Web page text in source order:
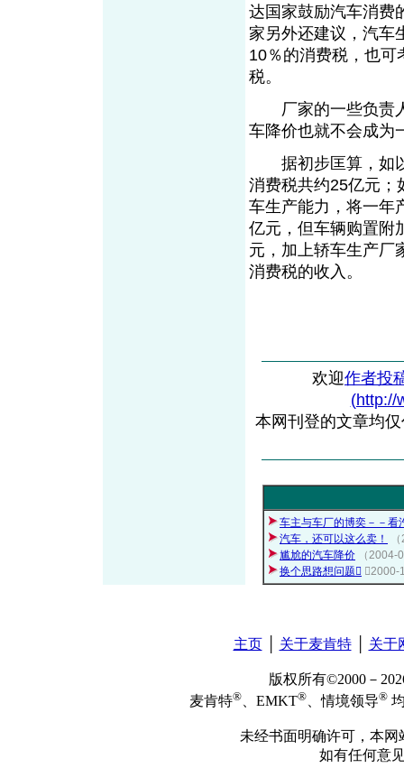
达国家鼓励汽车消费
家另外还建议，汽车
10％的消费税，也可
税。
厂家的一些负责人
车降价也就不会成
据初步匡算，如以
消费税共约25亿元；
车生产能力，将一年
亿元，但车辆购置附
元，加上轿车生产厂
消费税的收入。
欢迎作者投
(http://
本网刊登的文章均
车主与车厂的博奕－－看
汽车，还可以这么卖！
尴尬的汽车降价
（
换个思路想问题 （
主页│ 关于麦肯特│ 关于
版权所有©2000－
麦肯特® 、EMKT® 、情境领导®
未经书面明确许可，本
如有任何意